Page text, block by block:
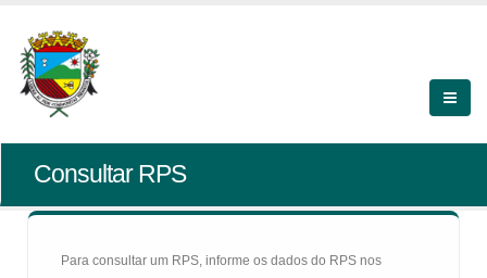
Consultar RPS
Para consultar um RPS, informe os dados do RPS nos